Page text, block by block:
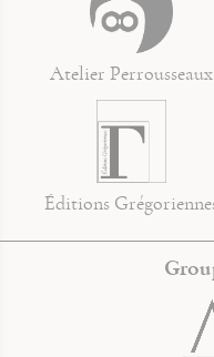
Atelier Perrousseaux
Éditions